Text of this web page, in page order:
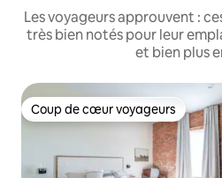
Les voyageurs approuvent :
très bien notés pour leur
et bien plus
Coup de cœur voyageurs
Coup de cœur voyageurs